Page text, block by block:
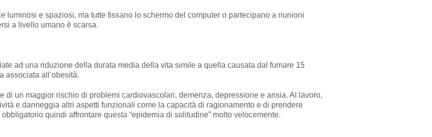
luminosi e spaziosi, ma tutte fissano lo schermo del computer o partecipano a riunioni
a livello umano è scarsa.
ad una riduzione della durata media della vita simile a quella causata dal fumare 15
associata all’obesità.
di un maggior rischio di problemi cardiovascolari, demenza, depressione e ansia. Al lavoro,
e danneggia altri aspetti funzionali come la capacità di ragionamento e di prendere
quindi affrontare questa “epidemia di solitudine” molto velocemente.